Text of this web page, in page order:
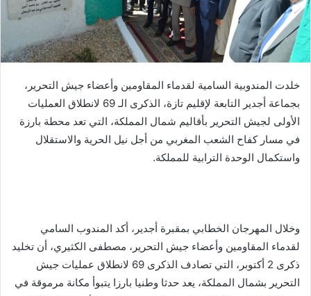
ل
ك
ت
و
ن
ي
ا
خلدت المندوبية السامية لقدماء المقاومين وأعضاء جيش التحرير،
بجماعة أجدير التابعة لإقليم تازة، الذكرى الـ 69 لانطلاق العمليات
الأولى لجيش التحرير بأقاليم شمال المملكة، التي تعد محطة بارزة
في مسار كفاح الشعب المغربي من أجل نيل الحرية والاستقلال
واستكمال الوحدة الترابية للمملكة.
وخلال المهرجان الخطابي بمقبرة أجدير، أكد المندوب السامي
لقدماء المقاومين وأعضاء جيش التحرير، مصطفى الكثيري، أن تخليد
ذكرى 2 أكتوبر، التي تصادف الذكرى 69 لانطلاق عمليات جيش
التحرير بشمال المملكة، يعد حدثا وطنيا بارزا يتبوأ مكانة مرموقة في